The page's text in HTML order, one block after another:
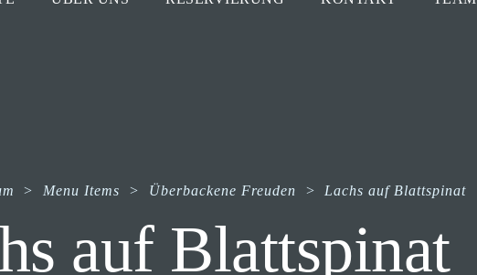
> Menu Items > Überbackene Freuden > Lachs auf Blattspinat
auf Blattspinat